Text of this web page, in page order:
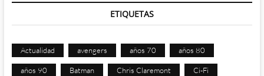
ETIQUETAS
Actualidad avengers años 70 años 80
años 90 Batman Chris Claremont Ci-Fi